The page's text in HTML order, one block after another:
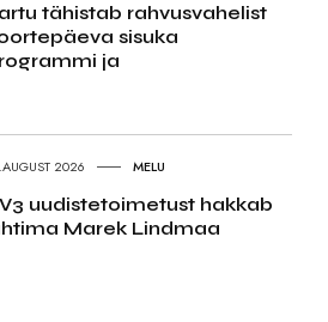
tähistab rahvusvahelist
sisuka
ja
2026 MELU
uudistetoimetust hakkab
Marek Lindmaa